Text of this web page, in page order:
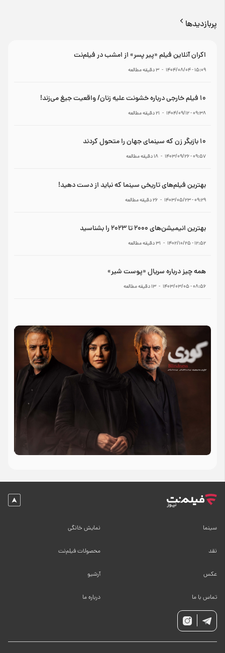
پربازدیدها
اکران آنلاین فیلم «پیر پسر» از امشب در فیلم‌نت
۱۵:۰۹ - ۱۴۰۴/۰۸/۰۴ -
3دقیقه مطالعه
۱۰ فیلم خارجی درباره خشونت علیه زنان/ واقعیت جیغ می‌زند!
۰۹:۳۸ - ۱۴۰۴/۰۹/۱۲ -
21دقیقه مطالعه
۱۰ بازیگر زن که سینمای جهان را متحول کردند
۰۹:۵۷ - ۱۴۰۳/۰۹/۲۶ -
18دقیقه مطالعه
بهترین فیلم‌های تاریخی سینما که نباید از دست دهید!
۰۹:۲۹ - ۱۴۰۳/۰۵/۲۳ -
26دقیقه مطالعه
بهترین انیمیشن‌های ۲۰۰۰ تا ۲۰۲۳ را بشناسید
۱۲:۵۲ - ۱۴۰۲/۱۰/۲۵ -
31دقیقه مطالعه
همه چیز درباره سریال «پوست شیر»
۰۸:۵۶ - ۱۴۰۳/۰۳/۰۵ -
13دقیقه مطالعه
سینما
نقد
عکس
تماس با ما
نمایش خانگی
محصولات فیلم‌نت
آرشیو
درباره ما